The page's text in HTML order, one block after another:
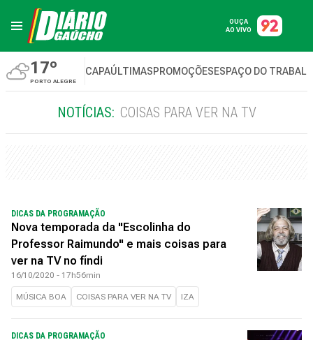
OUÇA
AO VIVO
17º
PORTO ALEGRE
CAPAÚLTIMASPROMOÇÕESESPAÇO DO
NOTÍCIAS: COISAS PARA VER NA TV
DICAS DA PROGRAMAÇÃO
Nova temporada da "Escolinha do
Professor Raimundo" e mais coisas para
ver na TV no fíndi
16/10/2020 - 17h56min
MÚSICA BOA COISAS PARA VER NA TV IZA
DICAS DA PROGRAMAÇÃO